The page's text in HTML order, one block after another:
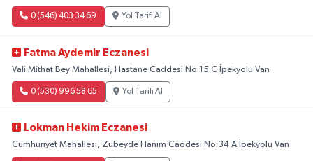
0 (546) 403 34 69 Yol Tarifi Al
Fatma Aydemir Eczanesi
Vali Mithat Bey Mahallesi, Hastane Caddesi No:15 C İpekyolu Van
0 (530) 996 58 65 Yol Tarifi Al
Lokman Hekim Eczanesi
Cumhuriyet Mahallesi, Zübeyde Hanım Caddesi No:34 A İpekyolu Van